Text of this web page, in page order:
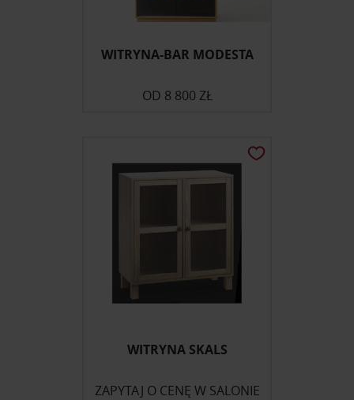
WITRYNA-BAR MODESTA
OD 8 800 ZŁ
WITRYNA SKALS
ZAPYTAJ O CENĘ W SALONIE